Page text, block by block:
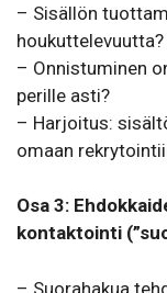
– Sisällön
houkuttelevuutta?
– Onnistuminen
perille asti?
– Harjoitus:
omaan
Osa 3:
kontaktointi
– Suorahakua